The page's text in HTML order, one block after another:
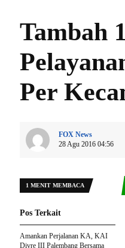
Tambah
Per
FOX News
28 Agu 2016 04:56
1 MENIT MEMBACA
Pos Terkait
Amankan Perjalanan KA, KAI
Divre III Palembang Bersama